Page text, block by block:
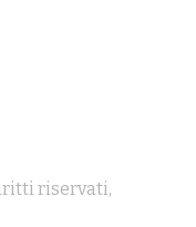
riservati,